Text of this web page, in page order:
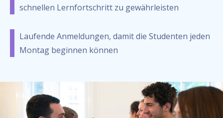
schnellen Lernfortschritt zu gewährleisten
Laufende Anmeldungen, damit die Studenten jeden
Montag beginnen können